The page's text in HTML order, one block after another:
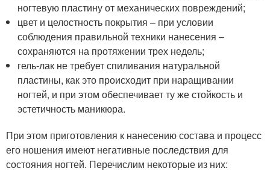
ногтевую пластину от механических повреждений;
цвет и целостность покрытия – при условии
соблюдения правильной техники нанесения –
сохраняются на протяжении трех недель;
гель-лак не требует спиливания натуральной
пластины, как это происходит при наращивании
ногтей, и при этом обеспечивает ту же стойкость и
эстетичность маникюра.
При этом приготовления к нанесению состава и процесс
его ношения имеют негативные последствия для
состояния ногтей. Перечислим некоторые из них: